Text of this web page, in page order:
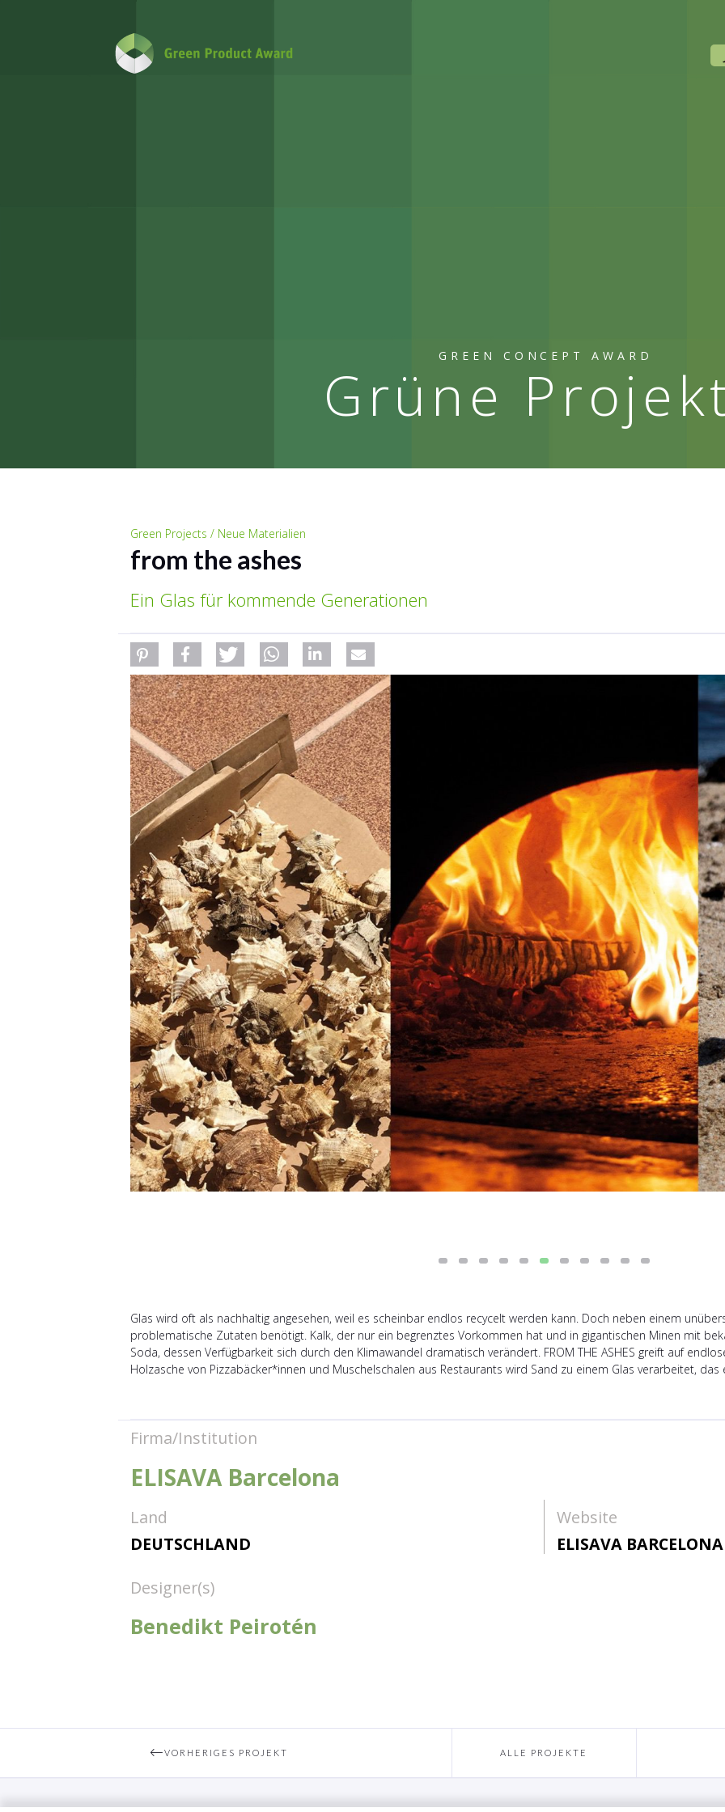
GREEN CONCEPT AWARD
Grüne
Green Projects / Neue Materialien
from the ashes
Ein Glas für kommende Generationen
Glas wird oft als nachhaltig angesehen, weil es scheinbar endlos recycelt werden kann. Doch neben einem
problematische Zutaten benötigt. Kalk, der nur ein begrenztes Vorkommen hat und in gigantischen Minen mit
Soda, dessen Verfügbarkeit sich durch den Klimawandel dramatisch verändert. FROM THE ASHES greift auf
Holzasche von Pizzabäcker*innen und Muschelschalen aus Restaurants wird Sand zu einem Glas verarbeitet,
Firma/Institution
ELISAVA Barcelona
Land
DEUTSCHLAND
Website
ELISAVA BARCELONA
Designer(s)
Benedikt Peirotén
VORHERIGES PROJEKT ALLE PROJEKTE